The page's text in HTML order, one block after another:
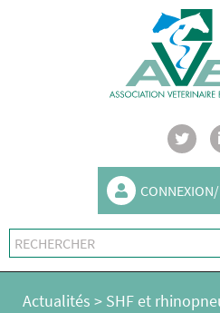
Actualités > SHF et